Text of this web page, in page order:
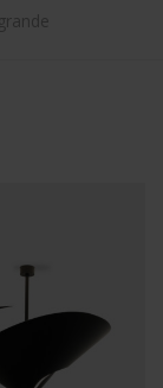
grande